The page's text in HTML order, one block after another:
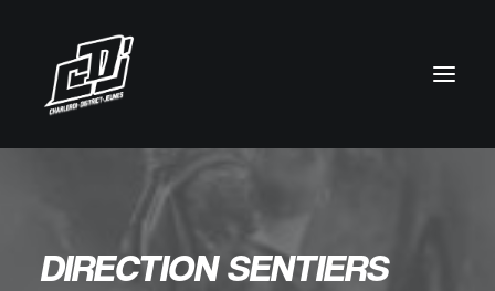
DIRECTION SENTIERS